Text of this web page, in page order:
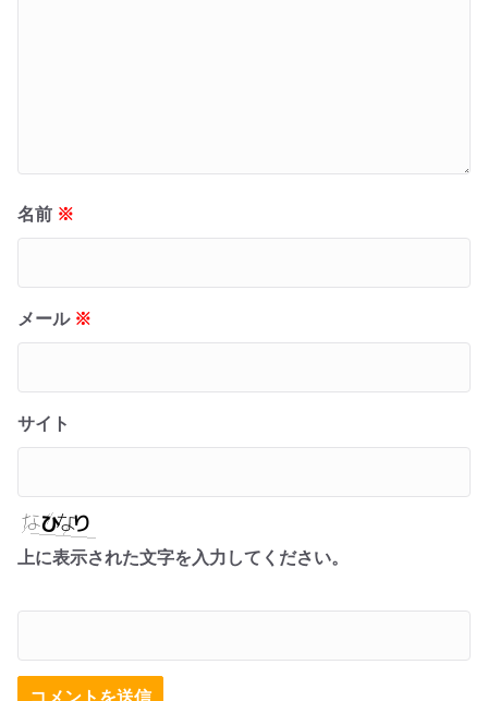
名前 ※
メール ※
サイト
上に表示された文字を入力してください。